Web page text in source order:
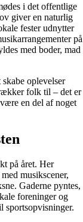
i det offentlige
giver en naturlig
fester udnytter
på
med boder, mad
oplevelser
folk til – det er
en del af noget
på året. Her
musikscener,
Gaderne pyntes,
foreninger og
sportsopvisninger.